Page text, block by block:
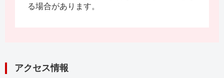
る場合があります。
アクセス情報